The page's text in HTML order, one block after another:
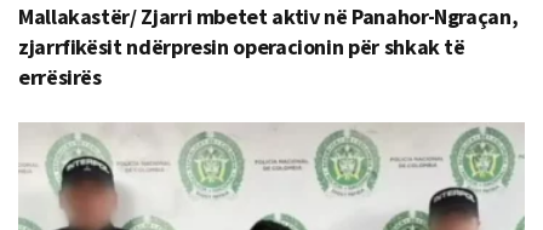
Mallakastër/ Zjarri mbetet aktiv në Panahor-Ngraçan,
zjarrfikësit ndërpresin operacionin për shkak të
errësirës